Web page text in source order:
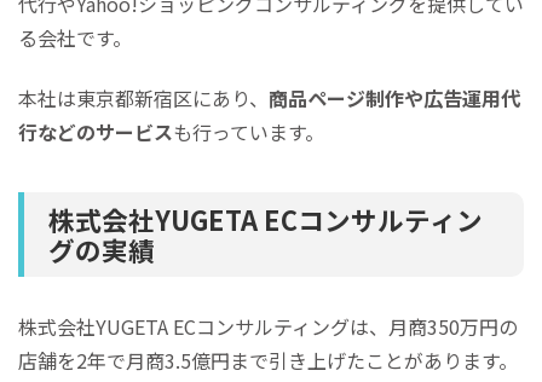
る会社です。
本社は東京都新宿区にあり、 商品ページ制作や広告運用代
行などのサービスも行っています。
株式会社YUGETA ECコンサルティン
グの実績
株式会社YUGETA ECコンサルティングは、月商350万円の
店舗を2年で月商3.5億円まで引き上げたことがあります。